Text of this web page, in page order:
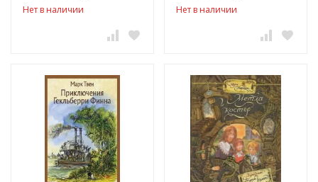
Нет в наличии
Нет в наличии